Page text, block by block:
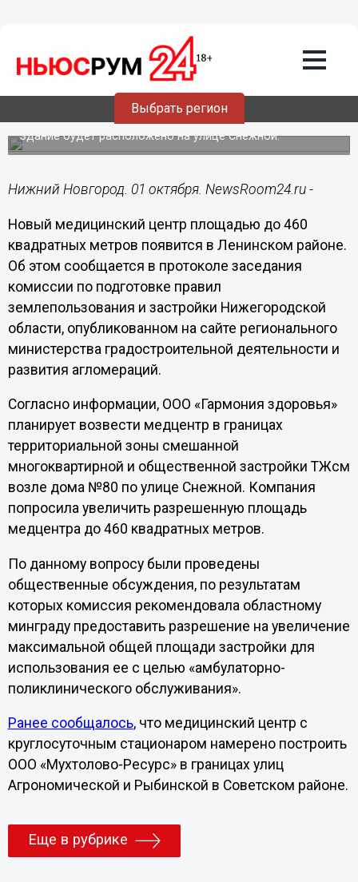
Выбрать регион
Медцентр площадью до 460
квадратных метров появится в
Ленинском районе
Здание будет расположено на улице Снежной.
Нижний Новгород. 01 октября. NewsRoom24.ru -
Новый медицинский центр площадью до 460
квадратных метров появится в Ленинском районе.
Об этом сообщается в протоколе заседания
комиссии по подготовке правил
землепользования и застройки Нижегородской
области, опубликованном на сайте регионального
министерства градостроительной деятельности и
развития агломераций.
Согласно информации, ООО «Гармония здоровья»
планирует возвести медцентр в границах
территориальной зоны смешанной
многоквартирной и общественной застройки ТЖсм
возле дома №80 по улице Снежной. Компания
попросила увеличить разрешенную площадь
медцентра до 460 квадратных метров.
По данному вопросу были проведены
общественные обсуждения, по результатам
которых комиссия рекомендовала областному
минграду предоставить разрешение на увеличение
максимальной общей площади застройки для
использования ее с целью «амбулаторно-
поликлинического обслуживания».
Ранее сообщалось, что медицинский центр с
круглосуточным стационаром намерено построить
ООО «Мухтолово-Ресурс» в границах улиц
Агрономической и Рыбинской в Советском районе.
Еще в рубрике